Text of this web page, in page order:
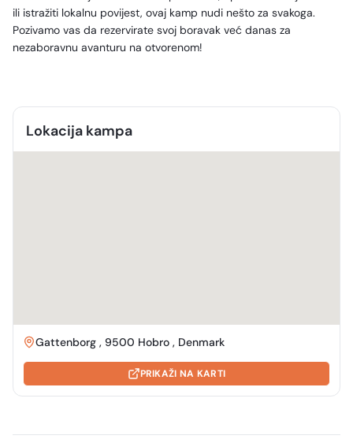
ili istražiti lokalnu povijest, ovaj kamp nudi nešto za svakoga.
Pozivamo vas da rezervirate svoj boravak već danas za
nezaboravnu avanturu na otvorenom!
Lokacija kampa
Gattenborg , 9500 Hobro , Denmark
PRIKAŽI NA KARTI